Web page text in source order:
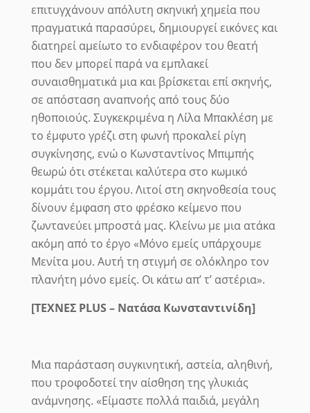
επιτυγχάνουν απόλυτη σκηνική χημεία που
πραγματικά παρασύρει, δημιουργεί εικόνες και
διατηρεί αμείωτο το ενδιαφέρον του θεατή
που δεν μπορεί παρά να εμπλακεί
συναισθηματικά μια και βρίσκεται επί σκηνής,
σε απόσταση αναπνοής από τους δύο
ηθοποιούς. Συγκεκριμένα η Λίλα Μπακλέση με
το έμφυτο γρέζι στη φωνή προκαλεί ρίγη
συγκίνησης, ενώ ο Κωνσταντίνος Μπιμπής
θεωρώ ότι στέκεται καλύτερα στο κωμικό
κομμάτι του έργου. Λιτοί στη σκηνοθεσία τους
δίνουν έμφαση στο φρέσκο κείμενο που
ζωντανεύει μπροστά μας. Κλείνω με μια ατάκα
ακόμη από το έργο «Μόνο εμείς υπάρχουμε
Μενίτα μου. Αυτή τη στιγμή σε ολόκληρο τον
πλανήτη μόνο εμείς. Οι κάτω απ’ τ’ αστέρια».
[ΤΕΧΝΕΣ PLUS– Νατάσα Κωνσταντινίδη]
Μια παράσταση συγκινητική, αστεία, αληθινή,
που τροφοδοτεί την αίσθηση της γλυκιάς
ανάμνησης. «Είμαστε πολλά παιδιά, μεγάλη